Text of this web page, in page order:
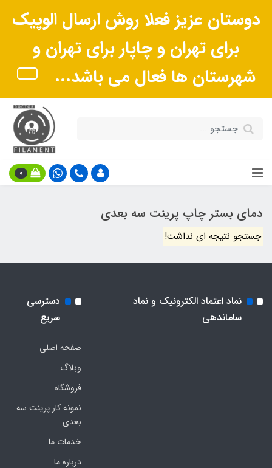
دوستان عزیز فعلا روش ارسال الوپیک
برای تهران و چاپار برای تهران و
شهرستان ها فعال می باشد...
0
دمای بستر چاپ پرینت سه بعدی
جستجو نتیجه ای نداشت!
نماد اعتماد الکترونیک و نماد
ساماندهی
دسترسی
سریع
صفحه اصلی
وبلاگ
فروشگاه
نمونه کار پرینت سه
بعدی
خدمات ما
درباره ما